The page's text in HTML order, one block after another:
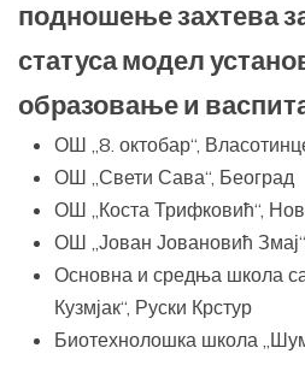
подношење захтева
статуса модел
образовање и
ОШ „8. октобар“,
ОШ „Свети Сава“, Београд
ОШ „Коста Трифковић“,
ОШ „Јован Јовановић
Основна и средња школа
Кузмјак“, Руски Крстур
Биотехнолошка школа